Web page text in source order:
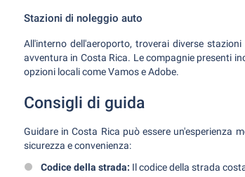
Stazioni di noleggio auto
All'interno dell'aeroporto, troverai diverse
avventura in Costa Rica. Le compagnie presenti
opzioni locali come Vamos e Adobe.
Consigli di guida
Guidare in Costa Rica può essere un'esperienza
sicurezza e convenienza:
Codice della strada: Il codice della strada